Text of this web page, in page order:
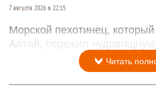
7 августа 2026 в 22:15
Морской пехотинец,
Алтай, пережил чудовищную
Читать